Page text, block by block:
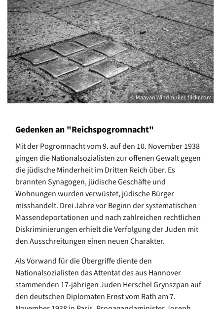
© Maayan Windmuller, flickr.com
Gedenken an "Reichspogromnacht"
Mit der Pogromnacht vom 9. auf den 10. November 1938
gingen die Nationalsozialisten zur offenen Gewalt gegen
die jüdische Minderheit im Dritten Reich über. Es
brannten Synagogen, jüdische Geschäfte und
Wohnungen wurden verwüstet, jüdische Bürger
misshandelt. Drei Jahre vor Beginn der systematischen
Massendeportationen und nach zahlreichen rechtlichen
Diskriminierungen erhielt die Verfolgung der Juden mit
den Ausschreitungen einen neuen Charakter.
Als Vorwand für die Übergriffe diente den
Nationalsozialisten das Attentat des aus Hannover
stammenden 17-jährigen Juden Herschel Grynszpan auf
den deutschen Diplomaten Ernst vom Rath am 7.